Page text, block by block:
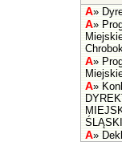
A»
A»
A»
A»
A»